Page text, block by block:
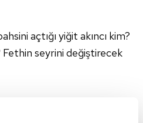
açtığı yiğit akıncı kim?
Fethin seyrini değiştirecek